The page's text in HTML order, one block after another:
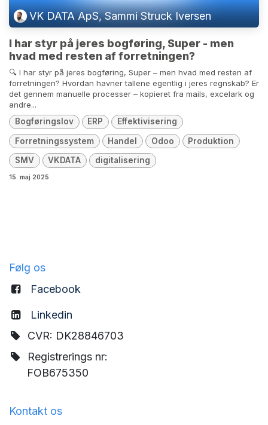
VK DATA ApS, Sammi Struck Iversen
I har styr på jeres bogføring, Super - men
hvad med resten af forretningen?
🔍 I har styr på jeres bogføring, Super – men hvad med resten af
forretningen? Hvordan havner tallene egentlig i jeres regnskab? Er
det gennem manuelle processer – kopieret fra mails, excelark og
andre...
Bogføringslov
ERP Effektivisering
Forretningssystem Handel Odoo Produktion
SMV VKDATA digitalisering
15. maj 2025
Følg os
Facebook
Linkedin
CVR: DK28846703
Registrerings nr:
FOB675350
Kontakt os